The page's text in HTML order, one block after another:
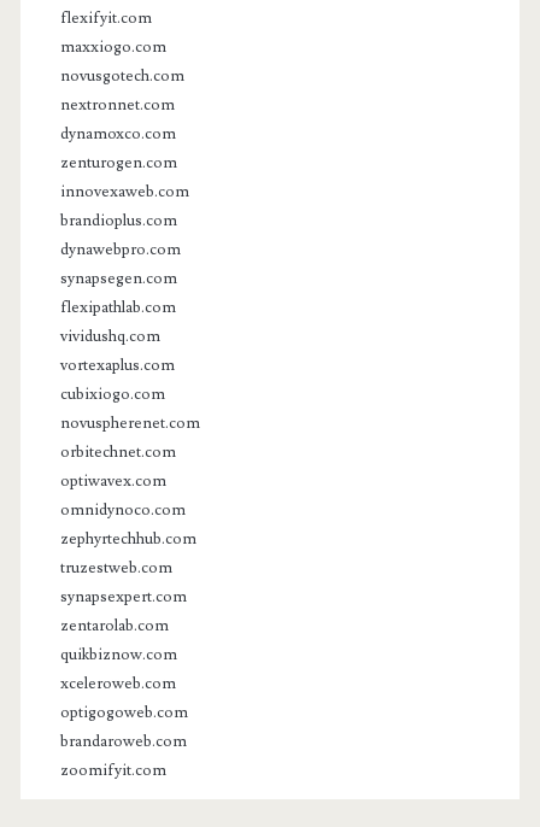
flexifyit.com
maxxiogo.com
novusgotech.com
nextronnet.com
dynamoxco.com
zenturogen.com
innovexaweb.com
brandioplus.com
dynawebpro.com
synapsegen.com
flexipathlab.com
vividushq.com
vortexaplus.com
cubixiogo.com
novuspherenet.com
orbitechnet.com
optiwavex.com
omnidynoco.com
zephyrtechhub.com
truzestweb.com
synapsexpert.com
zentarolab.com
quikbiznow.com
xceleroweb.com
optigogoweb.com
brandaroweb.com
zoomifyit.com